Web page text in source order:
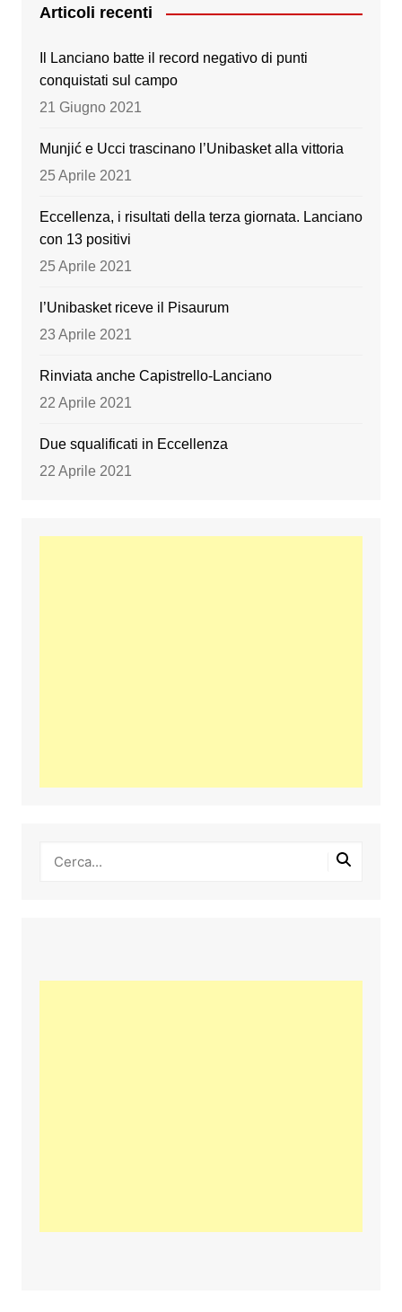
e
b
o
o
er gr
a
m
T
u
Articoli recenti
Il Lanciano batte il record negativo di punti
conquistati sul campo
21 Giugno 2021
Munjić e Ucci trascinano l’Unibasket alla vittoria
25 Aprile 2021
Eccellenza, i risultati della terza giornata. Lanciano
con 13 positivi
25 Aprile 2021
l’Unibasket riceve il Pisaurum
23 Aprile 2021
Rinviata anche Capistrello-Lanciano
22 Aprile 2021
Due squalificati in Eccellenza
22 Aprile 2021